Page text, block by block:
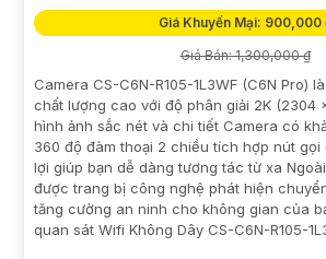
Giá Khuyến Mại: 900,000
Giá Bán: 1,300,000 ₫
Camera CS-C6N-R105-1L3WF (C6N Pro)
chất lượng cao với độ phân giải 2K (2304
hình ảnh sắc nét và chi tiết Camera có
360 độ đàm thoại 2 chiều tích hợp nút gọi
lợi giúp bạn dễ dàng tương tác từ xa
được trang bị công nghệ phát hiện
tăng cường an ninh cho không gian của
quan sát Wifi Không Dây CS-C6N-R105-